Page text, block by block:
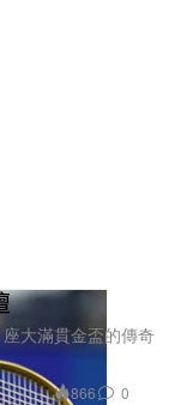
大滿貫金盃的傳奇
866 0